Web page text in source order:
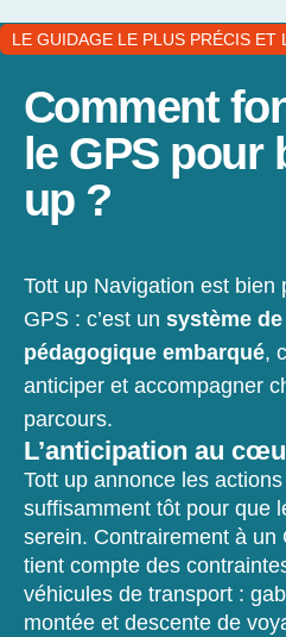
LE GUIDAGE LE PLUS PRÉCIS ET
Comment
le GPS pour
up ?
Tott up Navigation est bien
GPS : c’est un système
pédagogique embarqué,
anticiper et accompagner
parcours.
L’anticipation au
Tott up annonce les
suffisamment tôt pour que
serein. Contrairement à un
tient compte des
véhicules de transport :
montée et descente de